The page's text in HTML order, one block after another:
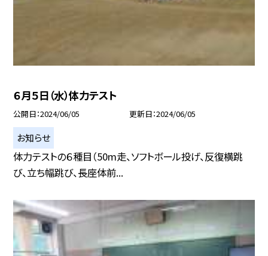
６月５日（水）体力テスト
公開日 2024/06/05 更新日 2024/06/05
お知らせ
体力テストの６種目（50m走、ソフトボール投げ、反復横跳
び、立ち幅跳び、長座体前...